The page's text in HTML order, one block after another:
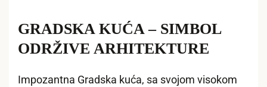
GRADSKA KUĆA – SIMBOL
ODRŽIVE ARHITEKTURE
Impozantna Gradska kuća, sa svojom visokom